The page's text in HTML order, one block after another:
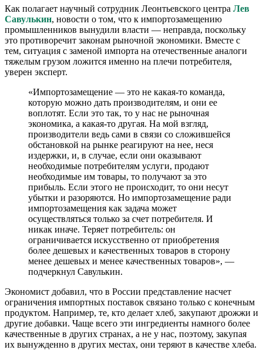
Как полагает научный сотрудник Леонтьевского центра Лев
Савулькин, новости о том, что к импортозамещению
промышленников вынудили власти — неправда, поскольку
это противоречит законам рыночной экономики. Вместе с
тем, ситуация с заменой импорта на отечественные аналоги
тяжелым грузом ложится именно на плечи потребителя,
уверен эксперт.
«Импортозамещение — это не какая-то команда,
которую можно дать производителям, и они ее
воплотят. Если это так, то у нас не рыночная
экономика, а какая-то другая. На мой взгляд,
производители ведь сами в связи со сложившейся
обстановкой на рынке реагируют на нее, неся
издержки, и, в случае, если они оказывают
необходимые потребителям услуги, продают
необходимые им товары, то получают за это
прибыль. Если этого не происходит, то они несут
убытки и разоряются. Но импортозамещение ради
импортозамещения как задача может
осуществляться только за счет потребителя. И
никак иначе. Теряет потребитель: он
ограничивается искусственно от приобретения
более дешевых и качественных товаров в сторону
менее дешевых и менее качественных товаров», —
подчеркнул Савулькин.
Экономист добавил, что в России представление насчет
ограничения импортных поставок связано только с конечным
продуктом. Например, те, кто делает хлеб, закупают дрожжи и
другие добавки. Чаще всего эти ингредиенты намного более
качественные в других странах, а не у нас, поэтому, закупая
их вынужденно в других местах, они теряют в качестве хлеба.